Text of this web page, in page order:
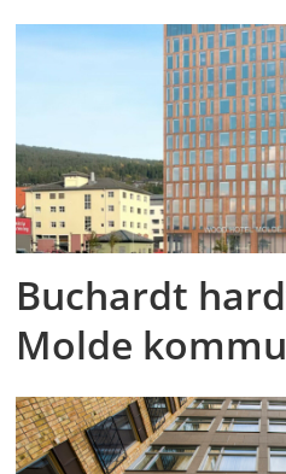
Buchardt
Molde